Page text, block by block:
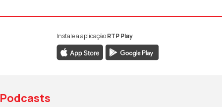
da RTP Antena 1
da RTP Antena 1
YouTube da RTP Antena 1
Instale a aplicaçãoRTP Play
Podcasts